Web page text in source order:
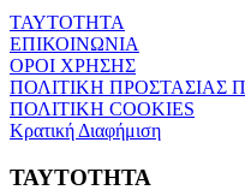
ΤΑΥΤΟΤΗΤΑ
ΕΠΙΚΟΙΝΩΝΙΑ
ΟΡΟΙ ΧΡΗΣΗΣ
ΠΟΛΙΤΙΚΗ
ΠΟΛΙΤΙΚΗ COOKIES
Κρατική Διαφήμιση
ΤΑΥΤΟΤΗΤΑ